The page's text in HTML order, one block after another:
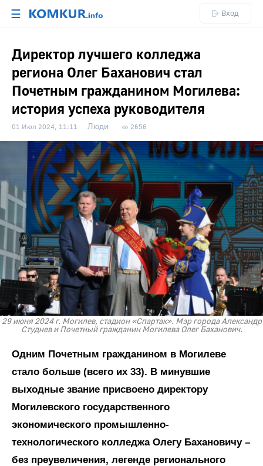
☰ Вход
Директор лучшего колледжа
региона Олег Баханович стал
Почетным гражданином Могилева:
история успеха руководителя
01 Июл 2024, 11:11 Люди 2656
29 июня 2024 г. Могилев, стадион «Спартак». Мэр города Александр
Студнев и Почетный гражданин Могилева Олег Баханович.
Одним Почетным гражданином в Могилеве
стало больше (всего их 33). В минувшие
выходные звание присвоено директору
Могилевского государственного
экономического промышленно-
технологического колледжа Олегу Бахановичу –
без преувеличения, легенде регионального